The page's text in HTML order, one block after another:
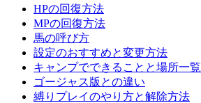
HPの回復方法
MPの回復方法
馬の呼び方
設定のおすすめと変更方法
キャンプでできることと場所一覧
ゴージャス版との違い
縛りプレイのやり方と解除方法